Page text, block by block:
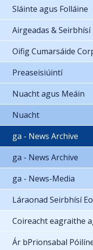
Sláinte agus Folláine
Airgeadas & Seirbhísí
Oifig Cumarsáide
Preaseisiúintí
Nuacht agus Meáin
Nuacht
ga - News Archive
ga - News Archive
ga - News-Media
Láraonad Seirbhísí
Coireacht eagraithe
Ár bPrionsabal